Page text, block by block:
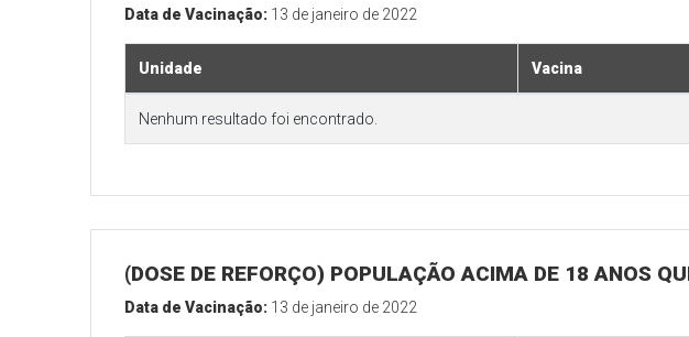
Data de Vacinação: 13 de janeiro de 2022
Unidade Vacina
Nenhum resultado foi encontrado.
(DOSE DE REFORÇO) POPULAÇÃO ACIMA DE 18 ANOS
Data de Vacinação: 13 de janeiro de 2022